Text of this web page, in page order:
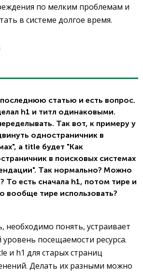
по мелким проблемам и
в системе долгое время.
статью и есть вопрос.
h1 и титл одинаковыми.
Так вот, к примеру у
одностраничник в
а title будет "Как
в поисковых системах
Так нормально? Можно
То есть сначала h1, потом тире и
вообще тире использовать?
необходимо понять, устраивает
посещаемости ресурса.
и h1 для старых страниц
Делать их разными можно